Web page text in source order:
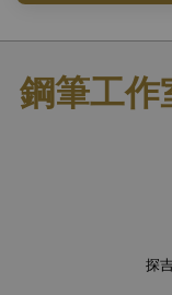
鋼筆工作
探